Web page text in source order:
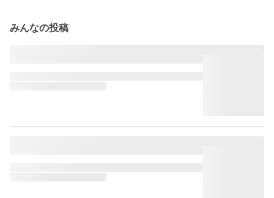
みんなの投稿